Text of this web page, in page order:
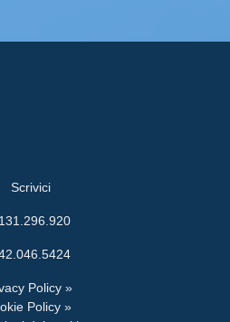
Scrivici
Policy »
Policy »